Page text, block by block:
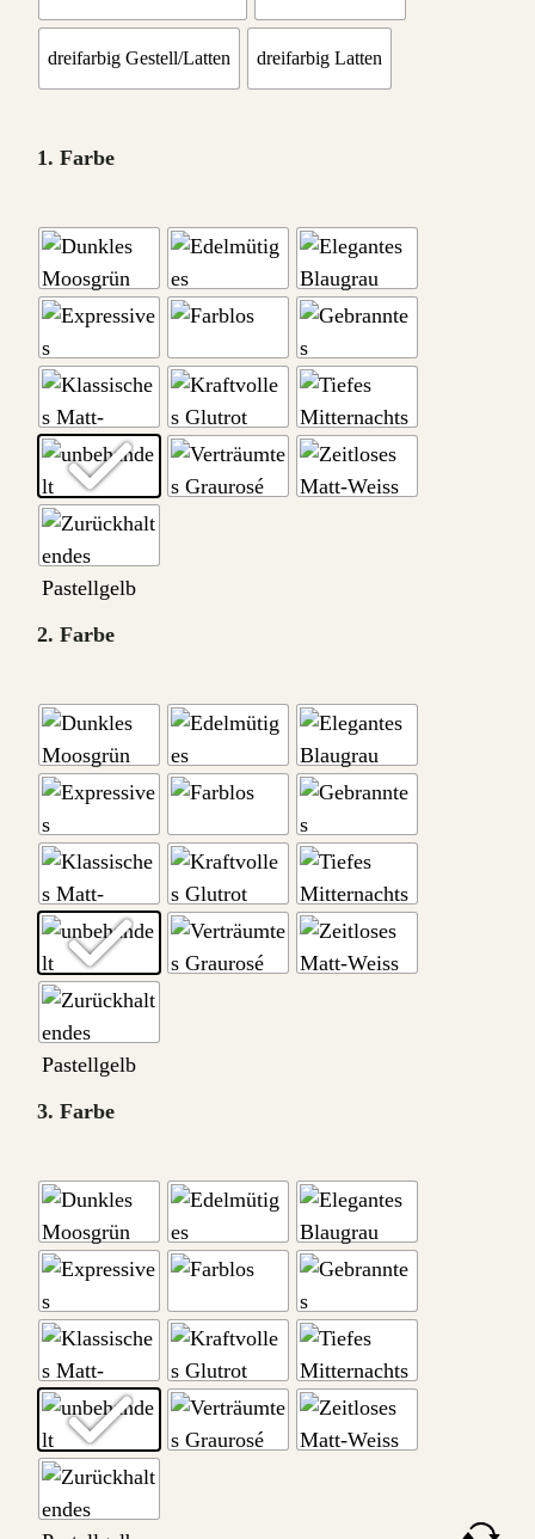
dreifarbig Gestell/Latten dreifarbig Latten
1. Farbe
2. Farbe
3. Farbe